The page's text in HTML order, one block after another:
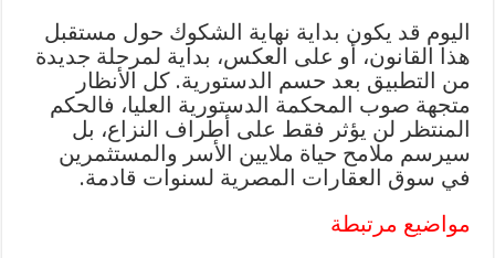
اليوم قد يكون بداية نهاية الشكوك حول مستقبل
هذا القانون، أو على العكس، بداية لمرحلة جديدة
من التطبيق بعد حسم الدستورية. كل الأنظار
متجهة صوب المحكمة الدستورية العليا، فالحكم
المنتظر لن يؤثر فقط على أطراف النزاع، بل
سيرسم ملامح حياة ملايين الأسر والمستثمرين
في سوق العقارات المصرية لسنوات قادمة.
مواضيع مرتبطة